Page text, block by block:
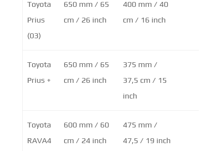
Toyota
Prius
(03)
650 mm / 65
cm / 26 inch
400 mm / 40
cm / 16 inch
Toyota
Prius +
650 mm / 65
cm / 26 inch
375 mm /
37,5 cm / 15
inch
Toyota
RAVA4
600 mm / 60
cm / 24 inch
475 mm /
47,5 / 19 inch